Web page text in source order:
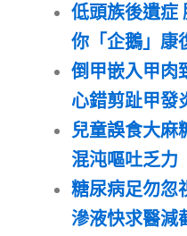
低頭族後遺症
你「企鵝」康
倒甲嵌入甲肉
心錯剪趾甲發
兒童誤食大麻
混沌嘔吐乏力
糖尿病足勿忽
滲液快求醫減